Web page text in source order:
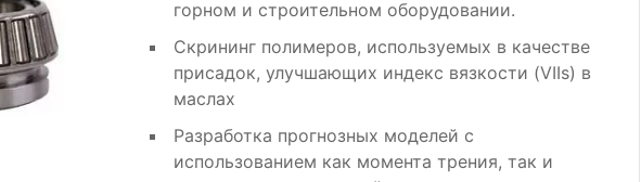
горном и строительном оборудовании.
Скрининг полимеров, используемых в качестве
присадок, улучшающих индекс вязкости (VIIs) в
маслах
Разработка прогнозных моделей с
использованием как момента трения, так и